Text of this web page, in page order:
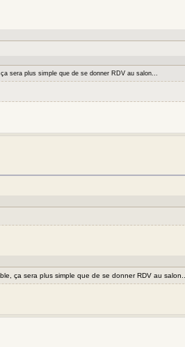
sera plus simple que de se donner RDV au salon...
ça sera plus simple que de se donner RDV au salon...